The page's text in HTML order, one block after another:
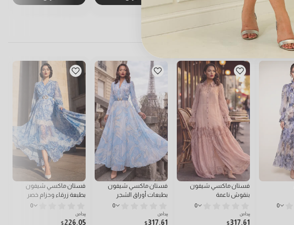
0
فستان ماكسي شيفون
بنقوش ناعمة
0
يبدأ من
317.61
$
فستان ماكسي شيفون
بطبعات أوراق الشجر
0
يبدأ من
317.61
$
فستان ماكسي شيفون
بطبعة زرقاء وحزام خصر
0
يبدأ من
226.05
$